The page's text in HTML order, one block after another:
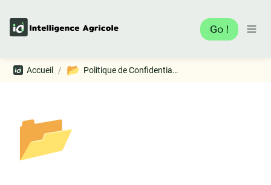
Go !
Accueil / 📂 Politique de Confidentialité et de Cookies
📂